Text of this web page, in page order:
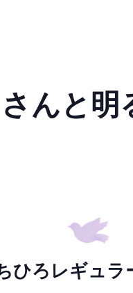
んと明
ひろレギュラ